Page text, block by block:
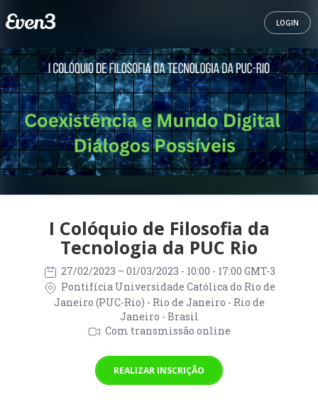
LOGIN
I Colóquio de Filosofia da
Tecnologia da PUC Rio
27/02/2023 – 01/03/2023 - 10:00 - 17:00 GMT-3
Pontifícia Universidade Católica do Rio de
Janeiro (PUC-Rio) - Rio de Janeiro - Rio de
Janeiro - Brasil
Com transmissão online
REALIZAR INSCRIÇÃO